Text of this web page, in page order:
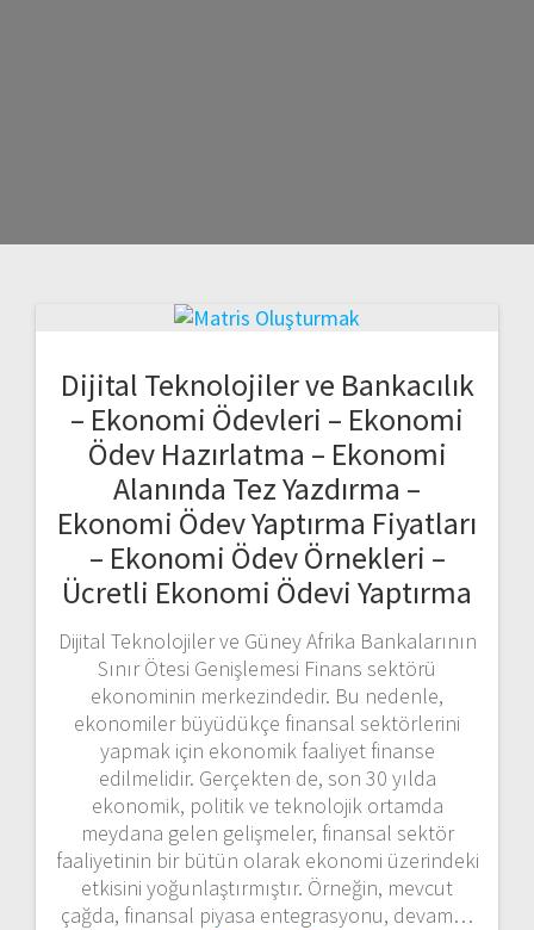
Dijital Teknolojiler ve Bankacılık
– Ekonomi Ödevleri – Ekonomi
Ödev Hazırlatma – Ekonomi
Alanında Tez Yazdırma –
Ekonomi Ödev Yaptırma Fiyatları
– Ekonomi Ödev Örnekleri –
Ücretli Ekonomi Ödevi Yaptırma
Dijital Teknolojiler ve Güney Afrika Bankalarının
Sınır Ötesi Genişlemesi Finans sektörü
ekonominin merkezindedir. Bu nedenle,
ekonomiler büyüdükçe finansal sektörlerini
yapmak için ekonomik faaliyet finanse
edilmelidir. Gerçekten de, son 30 yılda
ekonomik, politik ve teknolojik ortamda
meydana gelen gelişmeler, finansal sektör
faaliyetinin bir bütün olarak ekonomi üzerindeki
etkisini yoğunlaştırmıştır. Örneğin, mevcut
çağda, finansal piyasa entegrasyonu, devam…